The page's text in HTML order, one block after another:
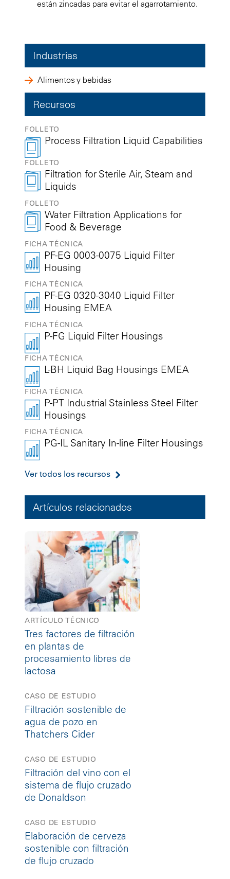
están zincadas para evitar el agarrotamiento.
Industrias
Alimentos y bebidas
Recursos
FOLLETO
Process Filtration Liquid Capabilities
FOLLETO
Filtration for Sterile Air, Steam and
Liquids
FOLLETO
Water Filtration Applications for
Food & Beverage
FICHA TÉCNICA
PF-EG 0003-0075 Liquid Filter
Housing
FICHA TÉCNICA
PF-EG 0320-3040 Liquid Filter
Housing EMEA
FICHA TÉCNICA
P-FG Liquid Filter Housings
FICHA TÉCNICA
L-BH Liquid Bag Housings EMEA
FICHA TÉCNICA
P-PT Industrial Stainless Steel Filter
Housings
FICHA TÉCNICA
PG-IL Sanitary In-line Filter Housings
Ver todos los recursos
Artículos relacionados
ARTÍCULO TÉCNICO
Tres factores de filtración
en plantas de
procesamiento libres de
lactosa
CASO DE ESTUDIO
Filtración sostenible de
agua de pozo en
Thatchers Cider
CASO DE ESTUDIO
Filtración del vino con el
sistema de flujo cruzado
de Donaldson
CASO DE ESTUDIO
Elaboración de cerveza
sostenible con filtración
de flujo cruzado